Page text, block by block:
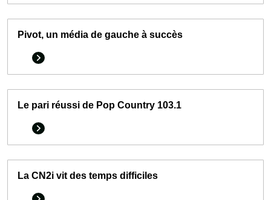
Pivot, un média de gauche à succès
Le pari réussi de Pop Country 103.1
La CN2i vit des temps difficiles